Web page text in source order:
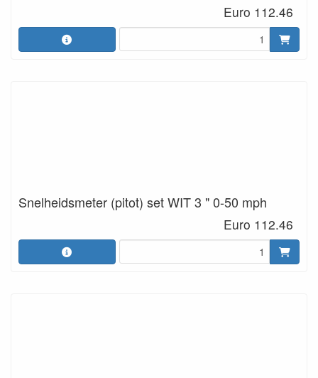
Euro 112.46
Snelheidsmeter (pitot) set WIT 3 " 0-50 mph
Euro 112.46